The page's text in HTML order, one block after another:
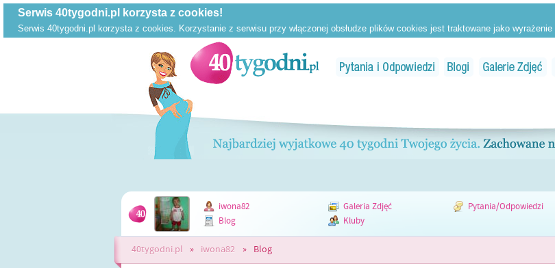
iwona82 Galeria Zdjęć
Pytania/Odpowiedzi
Blog
Kluby
40tygodni.pl » iwona82 » Blog